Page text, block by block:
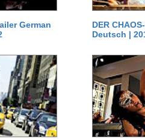
German
DER
Deutsch |